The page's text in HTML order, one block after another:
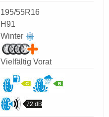
195/55R16
H91
Winter
Vielfältig Vorat
72 dB